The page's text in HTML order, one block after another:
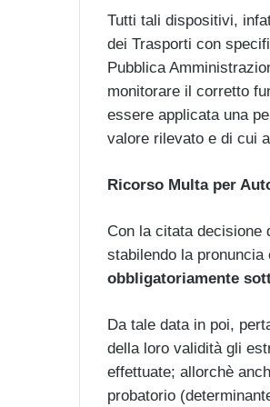
Tutti tali dispositivi,
dei Trasporti con
Pubblica
monitorare il corretto
essere applicata una
valore rilevato e di cui
Ricorso Multa per
Con la citata decisione
stabilendo la
obbligatoriamente
Da tale data in poi,
della loro validità gli
effettuate; allorchè
probatorio